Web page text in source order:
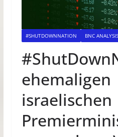
#SHUTDOWNNATION BNC ANALYSIS
ehemaligen
israelischen